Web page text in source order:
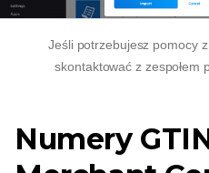
Jeśli potrzebujesz pomocy
skontaktować z zespołem
Numery